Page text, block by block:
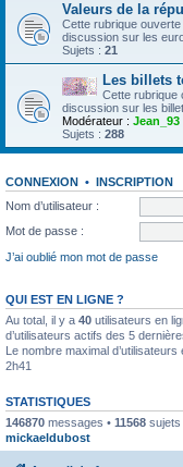
Valeurs de la
Cette rubrique
discussion sur les
Sujets : 21
Les billets
Cette rubrique
discussion sur les
Modérateur : Jean_93
Sujets : 288
CONNEXION • INSCRIPTION
Nom d’utilisateur :
Mot de passe :
J’ai oublié mon mot de passe
QUI EST EN LIGNE ?
Au total, il y a 40 utilisateurs en
d’utilisateurs actifs des 5
Le nombre maximal
2h41
STATISTIQUES
146870 messages • 11568 sujets
mickaeldubost